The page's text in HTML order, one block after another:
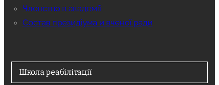
Членство в академії
Состав президіума и вченої ради
Школа реабілітації